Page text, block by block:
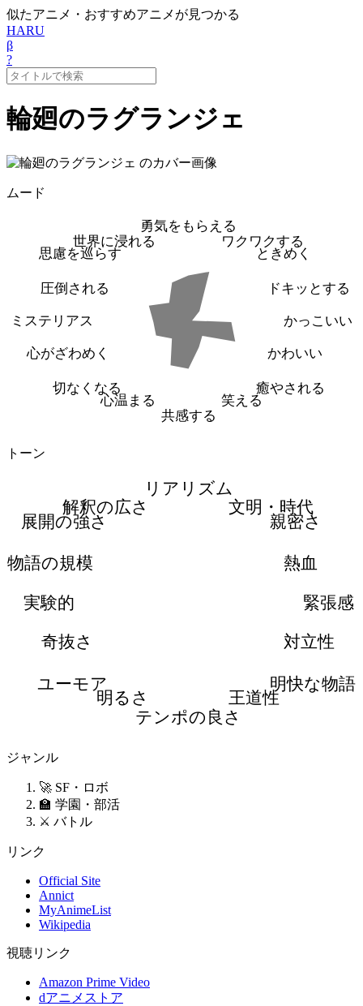
似たアニメ・おすすめアニメが見つかる
HARU
β
?
輪廻のラグランジェ
ムード
勇気をもらえる
ワクワクする
ときめく
ドキッとする
かっこいい
かわいい
癒やされる
笑える
共感する
心温まる
切なくなる
心がざわめく
ミステリアス
圧倒される
思慮を巡らす
世界に浸れる
トーン
リアリズム
文明・時代
親密さ
熱血
緊張感
対立性
明快な物語
王道性
テンポの良さ
明るさ
ユーモア
奇抜さ
実験的
物語の規模
展開の強さ
解釈の広さ
ジャンル
🚀 SF・ロボ
🏫 学園・部活
⚔️ バトル
リンク
Official Site
Annict
MyAnimeList
Wikipedia
視聴リンク
Amazon Prime Video
dアニメストア